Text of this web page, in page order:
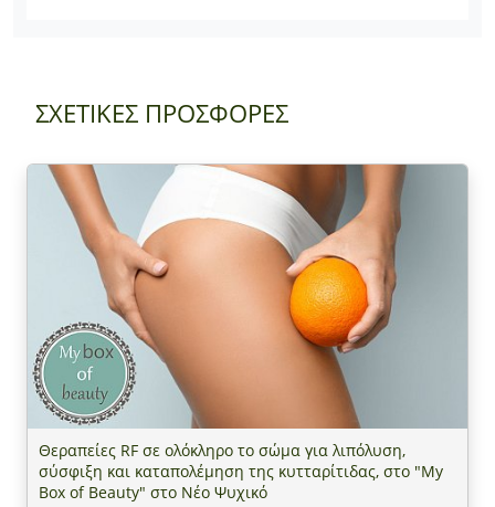
ΣΧΕΤΙΚΕΣ ΠΡΟΣΦΟΡΕΣ
Θεραπείες RF σε ολόκληρο το σώμα για λιπόλυση,
σύσφιξη και καταπολέμηση της κυτταρίτιδας, στο "My
Box of Beauty" στο Νέο Ψυχικό